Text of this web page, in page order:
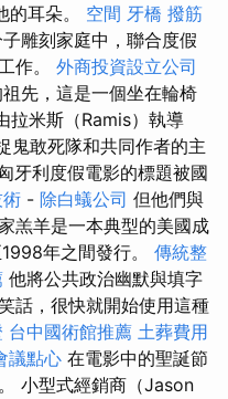
的耳朵。 空間 牙橋 撥筋
雕刻家庭中，聯合度假
作。 外商投資設立公司
先，這是一個坐在輪椅
拉米斯（Ramis）執導
鬼敢死隊和共同作者的主
牙利度假電影的標題被國
- 除白蟻公司 但他們與
羔羊是一本典型的美國成
年之間發行。 傳統整
他將公共政治幽默與填字
話，很快就開始使用這種
台中國術館推薦 土葬費用
議點心 在電影中的聖誕節
小型式經銷商（Jason